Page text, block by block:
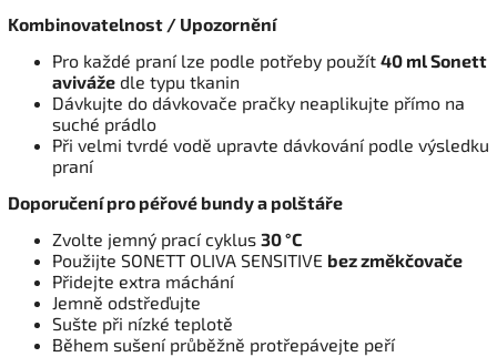
Kombinovatelnost / Upozornění
Pro každé praní lze podle potřeby použít 40 ml Sonett
aviváže dle typu tkanin
Dávkujte do dávkovače pračky neaplikujte přímo na
suché prádlo
Při velmi tvrdé vodě upravte dávkování podle výsledku
praní
Doporučení pro péřové bundy a polštáře
Zvolte jemný prací cyklus 30 °C
Použijte SONETT OLIVA SENSITIVE bez změkčovače
Přidejte extra máchání
Jemně odstřeďujte
Sušte při nízké teplotě
Během sušení průběžně protřepávejte peří